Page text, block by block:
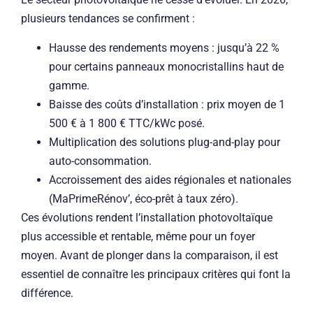
plusieurs tendances se confirment :
Hausse des rendements moyens : jusqu’à 22 %
pour certains panneaux monocristallins haut de
gamme.
Baisse des coûts d’installation : prix moyen de 1
500 € à 1 800 € TTC/kWc posé.
Multiplication des solutions plug-and-play pour
auto-consommation.
Accroissement des aides régionales et nationales
(MaPrimeRénov’, éco-prêt à taux zéro).
Ces évolutions rendent l’installation photovoltaïque
plus accessible et rentable, même pour un foyer
moyen. Avant de plonger dans la comparaison, il est
essentiel de connaître les principaux critères qui font la
différence.